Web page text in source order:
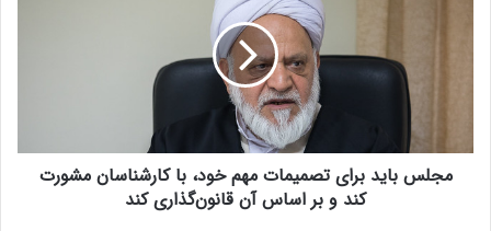
ب
مجلس باید برای تصمیمات مهم خود، با کارشناسان مشورت
کند و بر اساس آن قانون‌گذاری کند